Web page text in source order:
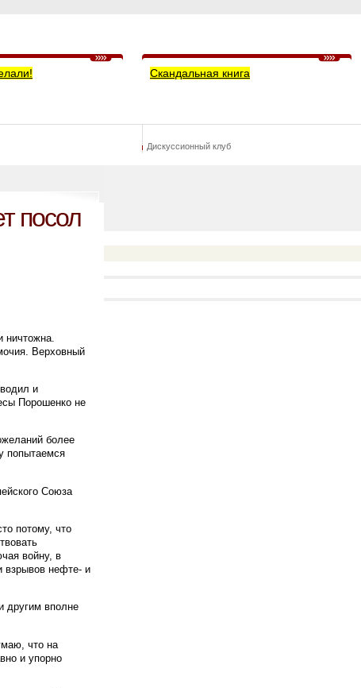
Скандальная книга
Дискуссионный клуб
посол
ничтожна.
Верховный
и
Порошенко не
более
попытаемся
Союза
потому, что
войну, в
взрывов нефте- и
другим вполне
что на
и упорно